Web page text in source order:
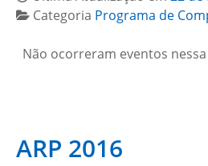
Categoria Programa de
Não ocorreram eventos
ARP 2016